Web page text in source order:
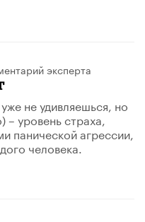
эксперта
не удивляешься, но
уровень страха,
панической агрессии,
человека.